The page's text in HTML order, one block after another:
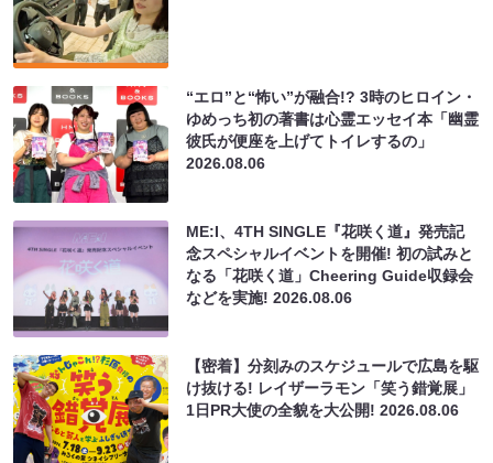
“エロ”と“怖い”が融合!? 3時のヒロイン・
ゆめっち初の著書は心霊エッセイ本「幽霊
彼氏が便座を上げてトイレするの」
2026.08.06
ME:I、4TH SINGLE『花咲く道』発売記
念スペシャルイベントを開催! 初の試みと
なる「花咲く道」Cheering Guide収録会
などを実施!2026.08.06
【密着】分刻みのスケジュールで広島を駆
け抜ける! レイザーラモン「笑う錯覚展」
1日PR大使の全貌を大公開!2026.08.06